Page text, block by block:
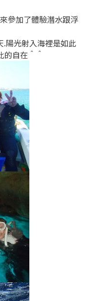
參加了體驗潛水跟浮
陽光射入海裡是如此
自在＾＾